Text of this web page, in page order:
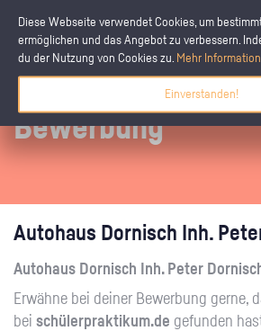
Diese Webseite verwendet Cookies, um
ermöglichen und das Angebot zu verbessern.
du der Nutzung von Cookies zu. Mehr
Einverstanden!
Bewerbung
Autohaus Dornisch Inh.
Autohaus Dornisch Inh. Peter
Erwähne bei deiner Bewerbung gerne,
bei schülerpraktikum.de gefunden